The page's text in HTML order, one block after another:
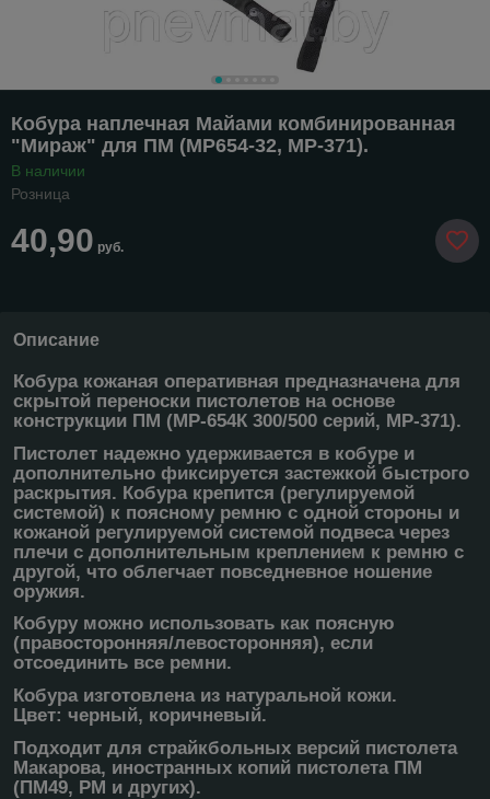
Кобура наплечная Майами комбинированная
"Мираж" для ПМ (МР654-32, МР-371).
В наличии
Розница
40,90 руб.
Описание
Кобура кожаная оперативная предназначена для
скрытой переноски пистолетов на основе
конструкции ПМ (МР-654К 300/500 серий, МР-371).
Пистолет надежно удерживается в кобуре и
дополнительно фиксируется застежкой быстрого
раскрытия. Кобура крепится (регулируемой
системой) к поясному ремню с одной стороны и
кожаной регулируемой системой подвеса через
плечи с дополнительным креплением к ремню с
другой, что облегчает повседневное ношение
оружия.
Кобуру можно использовать как поясную
(правосторонняя/левосторонняя), если
отсоединить все ремни.
Кобура изготовлена из натуральной кожи.
Цвет: черный, коричневый.
Подходит для страйкбольных версий пистолета
Макарова, иностранных копий пистолета ПМ
(ПМ49, РМ и других).